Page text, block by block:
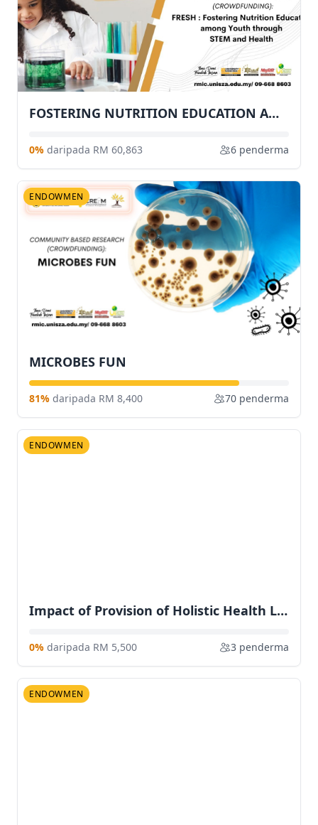
FOSTERING NUTRITION EDUCATION AMONG YOUTH THROUGH STEM AND HEALTH
0% daripada RM 60,863 6 penderma
ENDOWMEN
MICROBES FUN
81% daripada RM 8,400 70 penderma
ENDOWMEN
Impact of Provision of Holistic Health Literacy on Chronic Kidney Disease (CKD) via In-Person and Mobile Application in CKD Patients with Diabetes Mellitus
0% daripada RM 5,500 3 penderma
ENDOWMEN